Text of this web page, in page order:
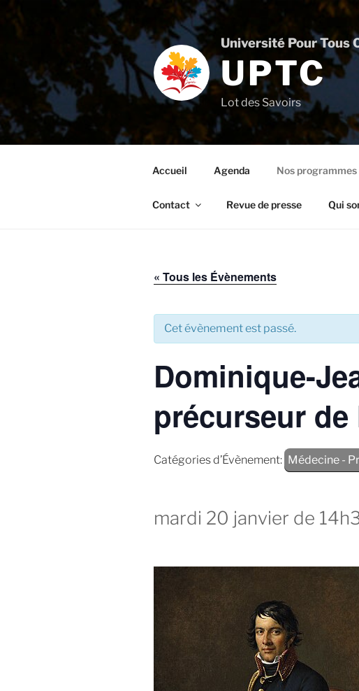
Université Pour Tous
UPTC
Lot des Savoirs
Accueil Agenda Nos programmes
Contact Revue de presse Qui
« Tous les Évènements
Cet évènement est passé.
Dominique-
précurseur de
Catégories d’Évènement: Médecine -
mardi 20 janvier de